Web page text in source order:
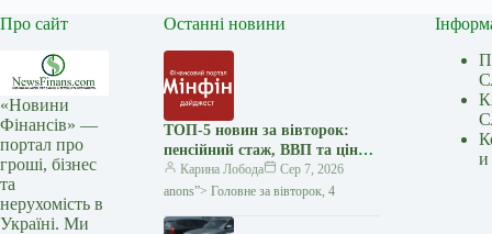
Про сайт
«Новини
Фінансів» —
портал про
гроші, бізнес
та
нерухомість в
Україні. Ми
Останні новини
ТОП-5 новин за вівторок:
пенсійний стаж, ВВП та ціни
на пальне — Мінфін
Карина Лобода
Сер 7, 2026
anons”> Головне за вівторок, 4
и